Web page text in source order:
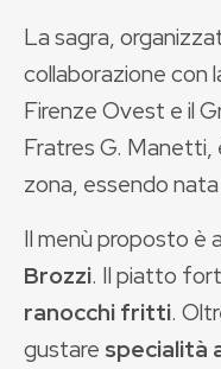
La sagra,
collaborazione con
Firenze Ovest e il
Fratres G. Manetti,
zona, essendo nata
Il menù proposto è
Brozzi. Il piatto
ranocchi fritti.
gustare specialità